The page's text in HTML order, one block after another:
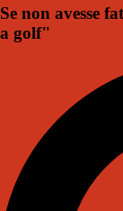
Se non avesse
a golf"